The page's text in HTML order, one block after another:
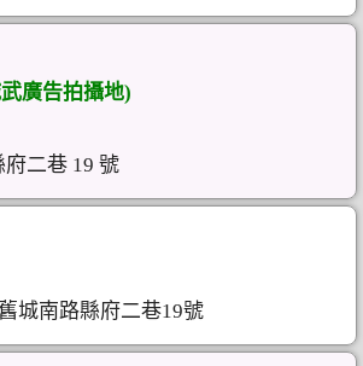
廣告拍攝地)
二巷 19 號
城南路縣府二巷19號